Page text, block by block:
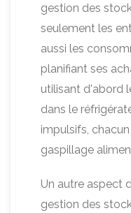
gestion des
seulement les
aussi les
planifiant ses
utilisant d'abord
dans le
impulsifs,
gaspillage
Un autre aspect
gestion des